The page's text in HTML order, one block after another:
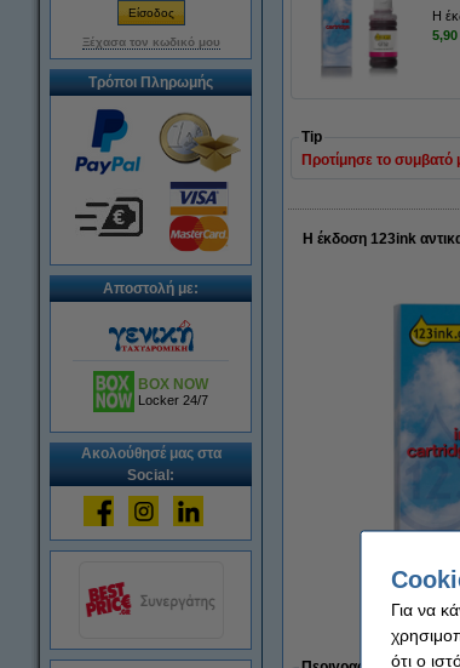
Ξέχασα τον κωδικό μου
Τρόποι Πληρωμής
Αποστολή με:
BOX NOW
Locker 24/7
Ακολούθησέ μας στα
Social:
Η
5,90
Tip
Προτίμησε το συμβατό
Η έκδοση 123ink
Για να
ότι ο